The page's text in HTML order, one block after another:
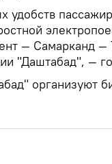
удобств
— Самарканд —
"Даштабад", —
организуют